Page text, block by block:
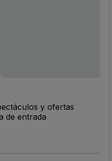
y ofertas
de entrada